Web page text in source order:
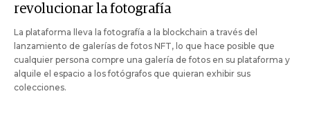
revolucionar la fotografía
La plataforma lleva la fotografía a la blockchain a través del
lanzamiento de galerías de fotos NFT, lo que hace posible que
cualquier persona compre una galería de fotos en su plataforma y
alquile el espacio a los fotógrafos que quieran exhibir sus
colecciones.